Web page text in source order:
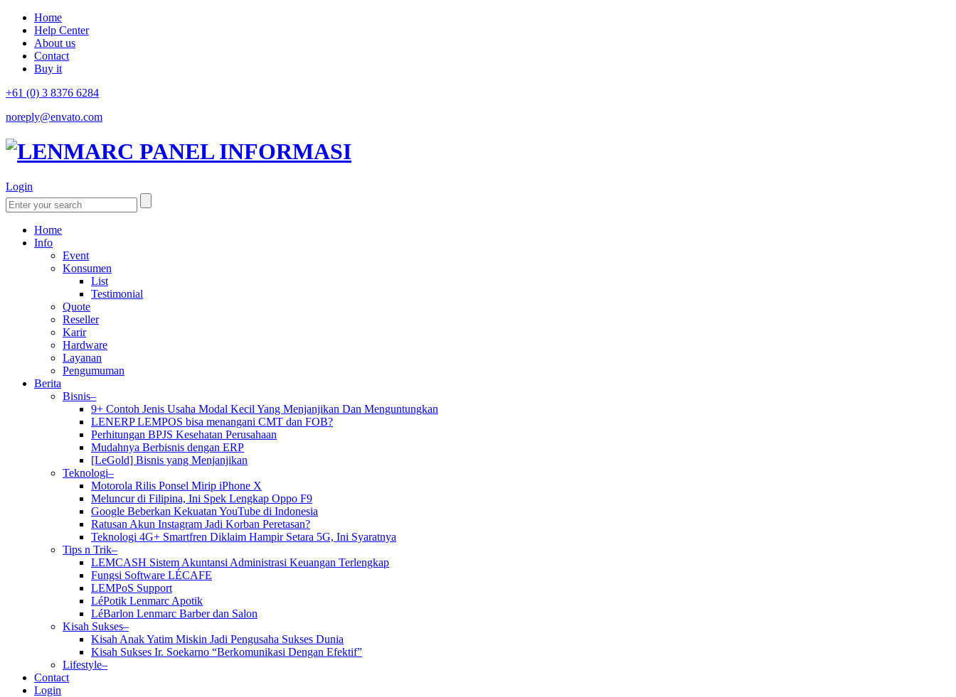
Home
Help Center
About us
Contact
Buy it
+61 (0) 3 8376 6284
noreply@envato.com
Login
Home
Info
Event
Konsumen
List
Testimonial
Quote
Reseller
Karir
Hardware
Layanan
Pengumuman
Berita
Bisnis–
9+ Contoh Jenis Usaha Modal Kecil Yang Menjanjikan Dan Menguntungkan
LENERP LEMPOS bisa menangani CMT dan FOB?
Perhitungan BPJS Kesehatan Perusahaan
Mudahnya Berbisnis dengan ERP
[LeGold] Bisnis yang Menjanjikan
Teknologi–
Motorola Rilis Ponsel Mirip iPhone X
Meluncur di Filipina, Ini Spek Lengkap Oppo F9
Google Beberkan Kekuatan YouTube di Indonesia
Ratusan Akun Instagram Jadi Korban Peretasan?
Teknologi 4G+ Smartfren Diklaim Hampir Setara 5G, Ini Syaratnya
Tips n Trik–
LEMCASH Sistem Akuntansi Administrasi Keuangan Terlengkap
Fungsi Software LÉCAFE
LEMPoS Support
LéPotik Lenmarc Apotik
LéBarlon Lenmarc Barber dan Salon
Kisah Sukses–
Kisah Anak Yatim Miskin Jadi Pengusaha Sukses Dunia
Kisah Sukses Ir. Soekarno “Berkomunikasi Dengan Efektif”
Lifestyle–
Contact
Login